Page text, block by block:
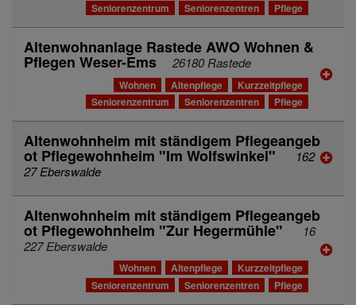
Seniorenzentrum
Seniorenzentren Pflege
Altenwohnanlage Rastede AWO Wohnen &
Pflegen Weser-Ems 26180 Rastede
Wohnen Altenpflege
Kurzzeitpflege
Seniorenzentrum
Seniorenzentren Pflege
Altenwohnheim mit ständigem Pflegeangeb
ot Pflegewohnheim "Im Wolfswinkel"
162
27 Eberswalde
Altenwohnheim mit ständigem Pflegeangeb
ot Pflegewohnheim "Zur Hegermühle"
16
227 Eberswalde
Wohnen Altenpflege
Kurzzeitpflege
Seniorenzentrum
Seniorenzentren Pflege